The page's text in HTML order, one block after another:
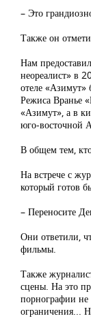
– Это
Также он
Нам
неореалист» в
отеле «Азимут»
Режиса Вранье
«Азимут», а в
юго-восточной
В общем тем,
На встрече с
который готов
– Переносите
Они ответили,
фильмы.
Также
сцены. На это
порнографии не
ограничения...